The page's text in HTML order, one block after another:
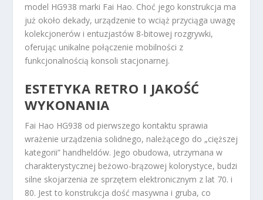
model HG938 marki Fai Hao. Choć jego konstrukcja ma
już około dekady, urządzenie to wciąż przyciąga uwagę
kolekcjonerów i entuzjastów 8-bitowej rozgrywki,
oferując unikalne połączenie mobilności z
funkcjonalnością konsoli stacjonarnej.
ESTETYKA RETRO I JAKOŚĆ
WYKONANIA
Fai Hao HG938 od pierwszego kontaktu sprawia
wrażenie urządzenia solidnego, należącego do „cięższej
kategorii” handheldów. Jego obudowa, utrzymana w
charakterystycznej beżowo-brązowej kolorystyce, budzi
silne skojarzenia ze sprzętem elektronicznym z lat 70. i
80. Jest to konstrukcja dość masywna i gruba, co